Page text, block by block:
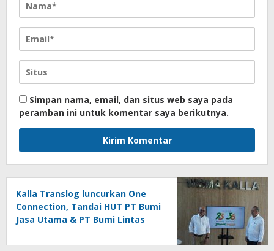
Simpan nama, email, dan situs web saya pada
peramban ini untuk komentar saya berikutnya.
Kalla Translog luncurkan One
Connection, Tandai HUT PT Bumi
Jasa Utama & PT Bumi Lintas